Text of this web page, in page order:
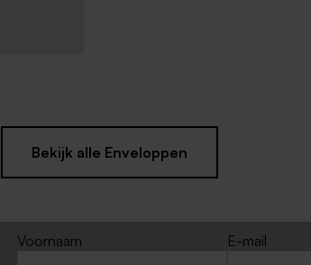
Bekijk alle Enveloppen
Voornaam
E-mail